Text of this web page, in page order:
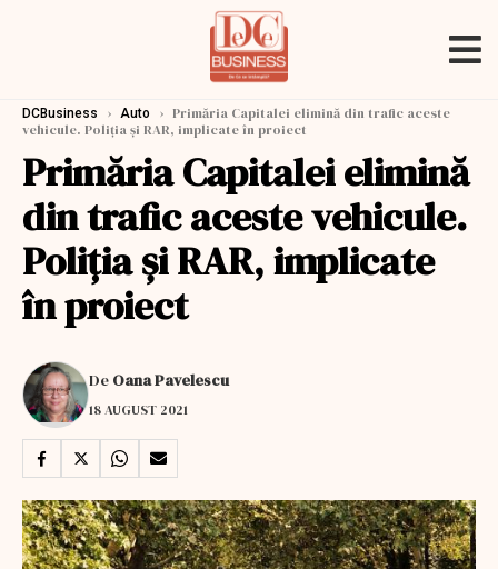
DCBusiness › Auto › Primăria Capitalei elimină din trafic aceste
vehicule. Poliția și RAR, implicate în proiect
Primăria Capitalei elimină
din trafic aceste vehicule.
Poliția și RAR, implicate
în proiect
De Oana Pavelescu
18 AUGUST 2021